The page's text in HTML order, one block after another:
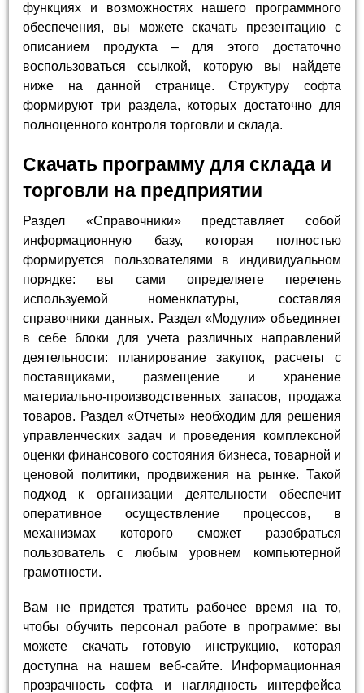
функциях и возможностях нашего программного
обеспечения, вы можете скачать презентацию с
описанием продукта – для этого достаточно
воспользоваться ссылкой, которую вы найдете
ниже на данной странице. Структуру софта
формируют три раздела, которых достаточно для
полноценного контроля торговли и склада.
Скачать программу для склада и
торговли на предприятии
Раздел «Справочники» представляет собой
информационную базу, которая полностью
формируется пользователями в индивидуальном
порядке: вы сами определяете перечень
используемой номенклатуры, составляя
справочники данных. Раздел «Модули» объединяет
в себе блоки для учета различных направлений
деятельности: планирование закупок, расчеты с
поставщиками, размещение и хранение
материально-производственных запасов, продажа
товаров. Раздел «Отчеты» необходим для решения
управленческих задач и проведения комплексной
оценки финансового состояния бизнеса, товарной и
ценовой политики, продвижения на рынке. Такой
подход к организации деятельности обеспечит
оперативное осуществление процессов, в
механизмах которого сможет разобраться
пользователь с любым уровнем компьютерной
грамотности.
Вам не придется тратить рабочее время на то,
чтобы обучить персонал работе в программе: вы
можете скачать готовую инструкцию, которая
доступна на нашем веб-сайте. Информационная
прозрачность софта и наглядность интерфейса